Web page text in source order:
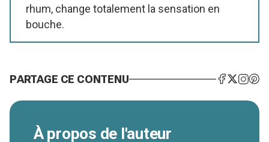
rhum, change totalement la sensation en
bouche.
PARTAGE CE CONTENU
À propos de l'auteur